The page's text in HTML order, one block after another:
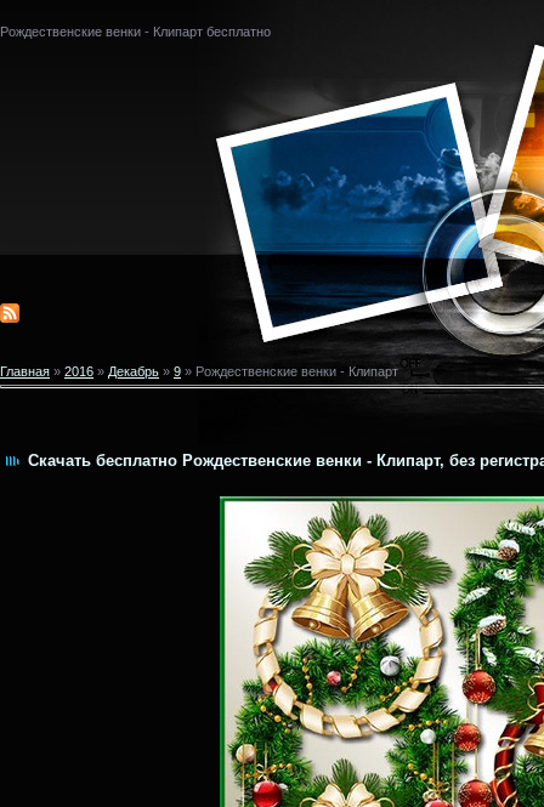
Рождественские венки - Клипарт бесплатно
Главная » 2016 » Декабрь » 9 » Рождественские венки - Клипарт
Скачать бесплатно Рождественские венки - Клипарт, без